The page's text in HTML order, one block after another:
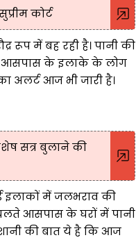
कोर्ट
रूप में बह रही है। पानी की
आसपास के इलाके के लोग
अलर्ट आज भी जारी है।
सत्र बुलाने की
इलाकों में जलभराव की
आसपास के घरों में पानी
की बात ये है कि आज